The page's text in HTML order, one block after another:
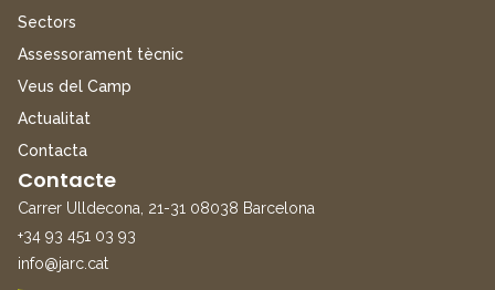
Sectors
Assessorament tècnic
Veus del Camp
Actualitat
Contacta
Contacte
Carrer Ulldecona, 21-31 08038 Barcelona
+34 93 451 03 93
info@jarc.cat